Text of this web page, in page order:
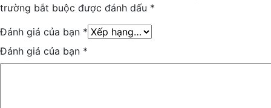
trường bắt buộc được đánh dấu *
Đánh giá của bạn *
Đánh giá của bạn *